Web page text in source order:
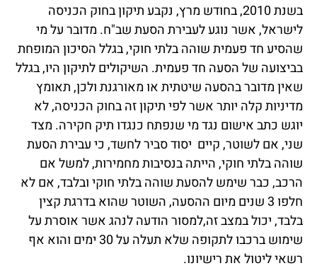
בשנת 2010, בחודש מרץ, נקבע תיקון בחוק הכניסה
לישראל, אשר נוגע לעבירת הסעת שב"ח. מדובר על מי
שהסיע חד פעמית שוהה בלתי חוקי, בגלל הסיכון המופחת
בביצועה של הסעה חד פעמית. השיקולים לתיקון היו, בגלל
שאין מדובר בהסעה שיטתית או מאורגנת ולכן, תאומץ
מדיניות קלה יותר אשר לפי תיקון זה בחוק הכניסה, לא
יוגש כתב אישום נגד מי שנפתח כנגדו תיק חקירה. מצד
שני, אם לשוטר, קיים יסוד סביר לחשד, כי עבירת הסעת
שוהה בלתי חוקי, הייתה בנסיבות מחמירות, למשל אם
הרכב, כבר שימש להסעת שוהה בלתי חוקי ובלבד, אם לא
חלפו 3 שנים מיום ההסעה, השוטר שהוא בדרגת קצין
בלבד, יכול במצב זה,למסור הודעה לנהג אשר אוסרת על
שימוש ברכבו לתקופה שלא תעלה על 30 ימים והוא אף
רשאי ליטול את רישיונו.